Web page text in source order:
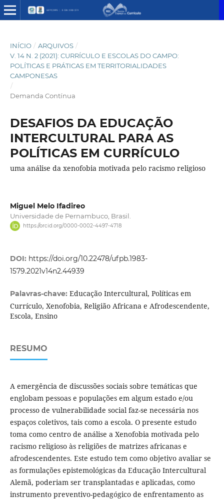
INÍCIO / ARQUIVOS /
V. 14 N. 2 (2021): CURRÍCULO E ESCOLAS DO CAMPO:
POLÍTICAS E PRÁTICAS EM TERRITORIALIDADES
CAMPONESAS
/
Demanda Contínua
DESAFIOS DA EDUCAÇÃO
INTERCULTURAL PARA AS
POLÍTICAS EM CURRÍCULO
uma análise da xenofobia motivada pelo racismo religioso
Miguel Melo Ifadireo
Universidade de Pernambuco, Brasil.
https://orcid.org/0000-0002-4497-4718
DOI: https://doi.org/10.22478/ufpb.1983-
1579.2021v14n2.44939
Palavras-chave: Educação Intercultural, Políticas em
Currículo, Xenofobia, Religião Africana e Afrodescendente,
Escola, Ensino
RESUMO
A emergência de discussões sociais sobre temáticas que
englobam pessoas e populações em algum estado e/ou
processo de vulnerabilidade social faz-se necessária nos
espaços coletivos, tais como a escola. O presente estudo
toma como centro de análise a Xenofobia motivada pelo
racismo religioso às religiões de matrizes africanas e
afrodescendentes. Este estudo tem como objetivo avaliar se
as formulações epistemológicas da Educação Intercultural
Alemã, poderiam ser transplantadas e aplicadas, como
instrumento preventivo-pedagógico de enfrentamento as